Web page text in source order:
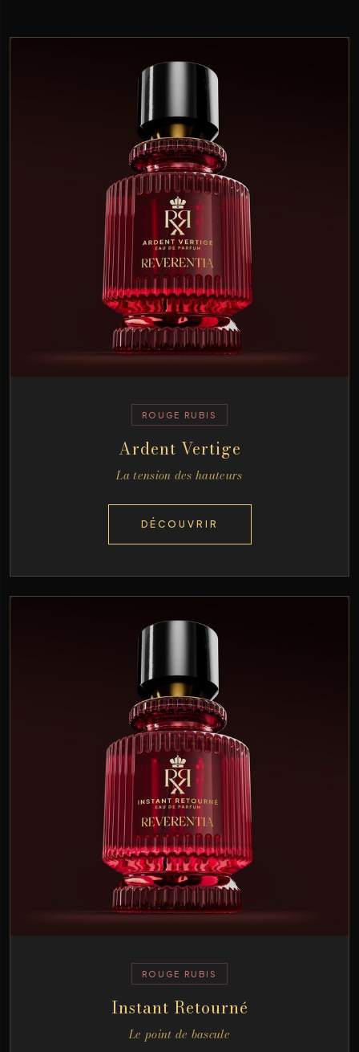
ROUGE RUBIS
Ardent Vertige
La tension des hauteurs
DÉCOUVRIR
ROUGE RUBIS
Instant Retourné
Le point de bascule